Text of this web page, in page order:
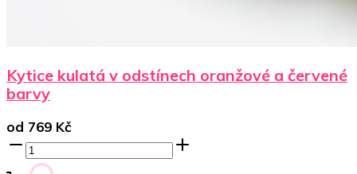
Kytice kulatá v odstínech oranžové a červené
barvy
od 769 Kč